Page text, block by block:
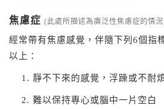
焦慮症 (此處所描述為廣泛性焦慮症的情
經常帶有焦慮感覺，伴隨下列6個指
以上：
靜不下來的感覺，浮躁或不耐
難以保持專心或腦中一片空白